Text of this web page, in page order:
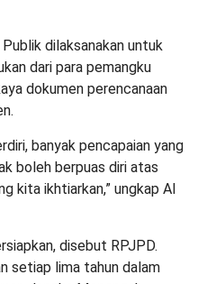
dilaksanakan untuk
dari para pemangku
dokumen perencanaan
banyak pencapaian yang
boleh berpuas diri atas
kita ikhtiarkan,” ungkap Al
disebut RPJPD.
setiap lima tahun dalam